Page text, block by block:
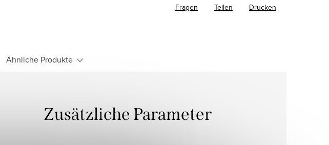
Drucken
Fragen Teilen
Ähnliche Produkte
Zusätzliche Parameter